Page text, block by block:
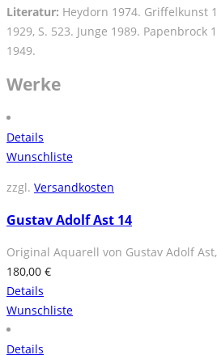
Literatur: Heydorn 1974. Griffelkunst
1929, S. 523. Junge 1989. Papenbrock
1949.
Werke
Details
Wunschliste
zzgl. Versandkosten
Gustav Adolf Ast 14
Original Aquarell von Gustav Adolf
180,00 €
Details
Wunschliste
Details